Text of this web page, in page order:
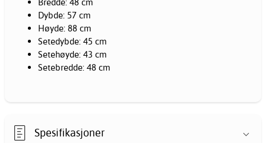
Bredde: 48 cm
Dybde: 57 cm
Høyde: 88 cm
Setedybde: 45 cm
Setehøyde: 43 cm
Setebredde: 48 cm
Spesifikasjoner